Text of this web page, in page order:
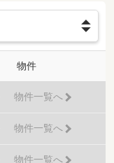
物件
物件一覧へ
物件一覧へ
物件一覧へ